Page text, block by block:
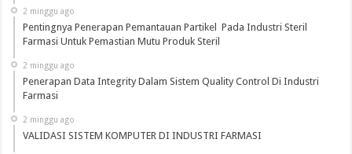
2 minggu ago
Pentingnya Penerapan Pemantauan Partikel Pada Industri Steril
Farmasi Untuk Pemastian Mutu Produk Steril
2 minggu ago
Penerapan Data Integrity Dalam Sistem Quality Control Di Industri
Farmasi
2 minggu ago
VALIDASI SISTEM KOMPUTER DI INDUSTRI FARMASI